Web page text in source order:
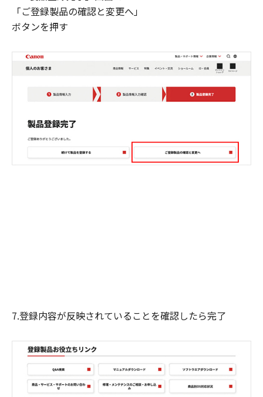
「ご登録製品の確認と変更へ」
ボタンを押す
7.登録内容が反映されていることを確認したら完了